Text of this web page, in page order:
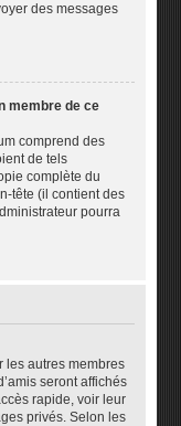
des messages
membre de ce
comprend des
de tels
complète du
tête (il contient des
pourra
les autres membres
seront affichés
rapide, voir leur
privés. Selon les